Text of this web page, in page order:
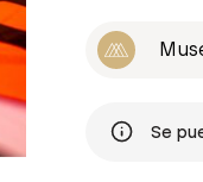
Se